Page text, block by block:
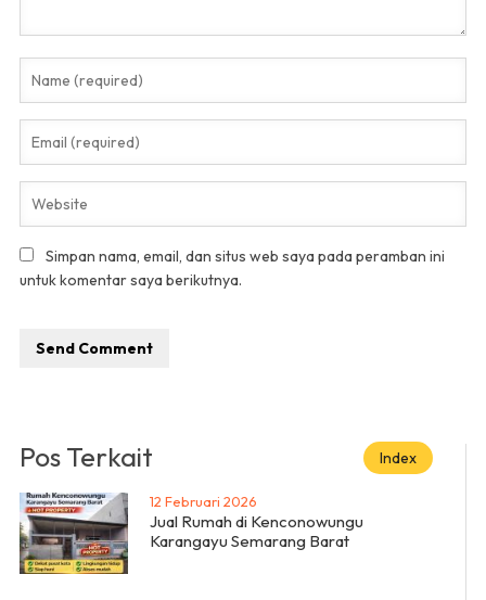
Simpan nama, email, dan situs web saya pada peramban ini
untuk komentar saya berikutnya.
Pos Terkait Index
12 Februari 2026
Jual Rumah di Kenconowungu
Karangayu Semarang Barat